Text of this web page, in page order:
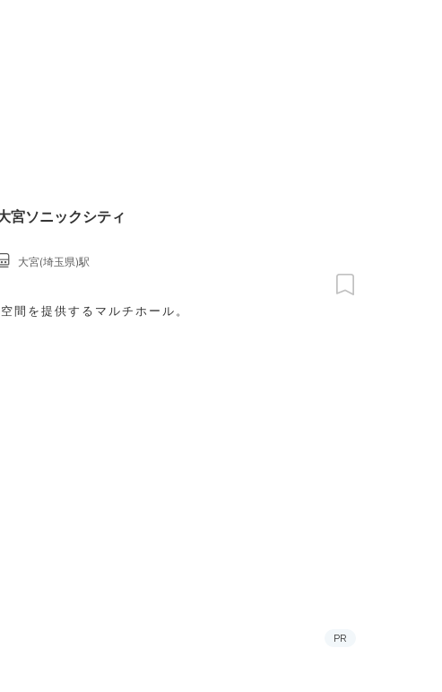
宮ソニックシティ
間を提供するマルチホール。
大宮(埼玉県)駅
PR